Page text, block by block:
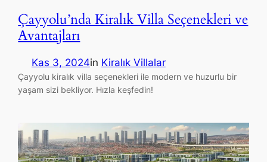
Çayyolu’nda Kiralık Villa Seçenekleri ve
Avantajları
Kas 3, 2024in Kiralık Villalar
Çayyolu kiralık villa seçenekleri ile modern ve huzurlu bir
yaşam sizi bekliyor. Hızla keşfedin!